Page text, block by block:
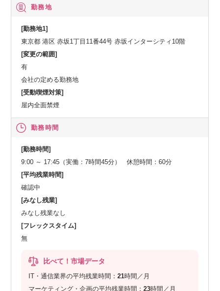
勤務地
[勤務地1]
東京都 港区 赤坂1丁目11番44号 赤坂インターシティ10階
[変更の範囲]
有
会社の定める勤務地
[受動喫煙対策]
屋内全面禁煙
勤務時間
[勤務時間]
9:00 ～ 17:45（実働：7時間45分） 休憩時間：60分
[平均残業時間]
確認中
[みなし残業]
みなし残業なし
[フレックスタイム]
無
比べて！市場データ
IT・通信業界の平均残業時間：21時間／月
マーケティング・企画の平均残業時間：23時間／月